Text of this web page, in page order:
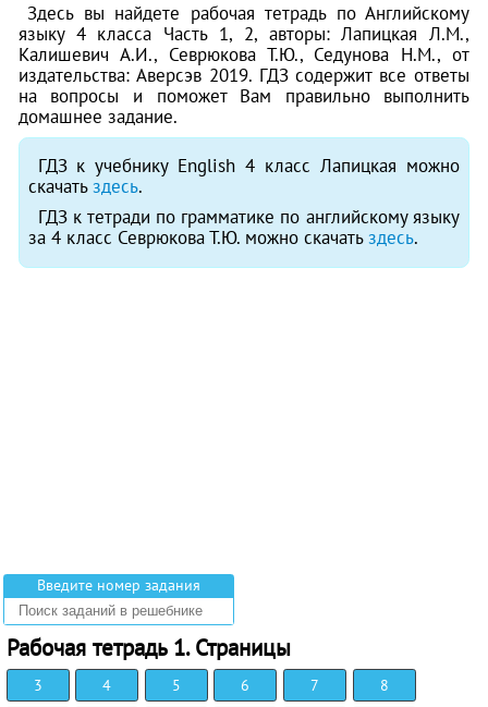
Здесь вы найдете рабочая тетрадь по Английскому
языку 4 класса Часть 1, 2, авторы: Лапицкая Л.М.,
Калишевич А.И., Севрюкова Т.Ю., Седунова Н.М., от
издательства: Аверсэв 2019. ГДЗ содержит все ответы
на вопросы и поможет Вам правильно выполнить
домашнее задание.
ГДЗ к учебнику English 4 класс Лапицкая можно
скачатьздесь.
ГДЗ к тетради по грамматике по английскому языку
за 4 класс Севрюкова Т.Ю. можно скачатьздесь.
Введите номер задания
Рабочая тетрадь 1. Страницы
3 4 5 6 7
8